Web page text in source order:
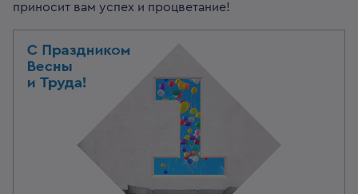
приносит вам успех и процветание!